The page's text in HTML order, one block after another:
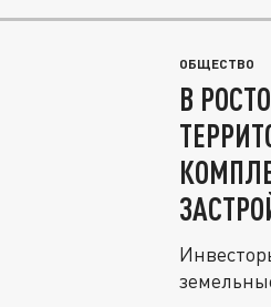
ОБЩЕСТВО
В